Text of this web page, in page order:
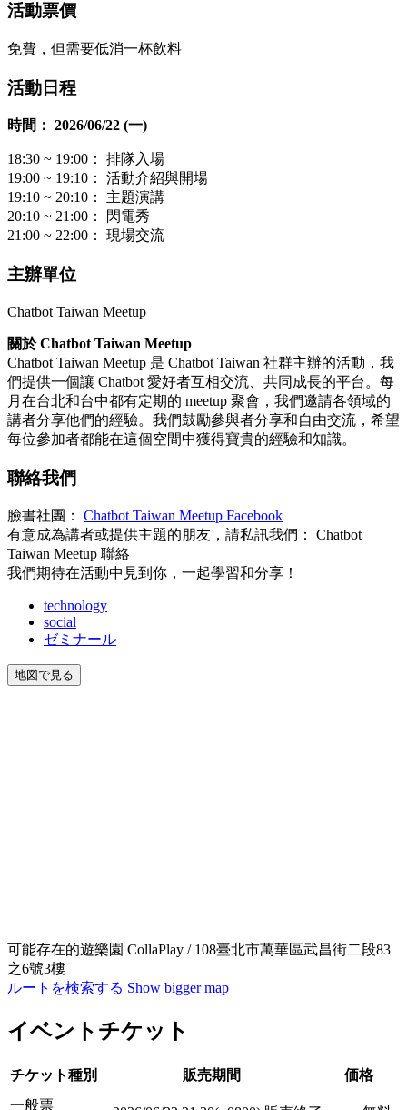
活動票價
免費，但需要低消一杯飲料
活動日程
時間： 2026/06/22 (一)
18:30 ~ 19:00： 排隊入場
19:00 ~ 19:10： 活動介紹與開場
19:10 ~ 20:10： 主題演講
20:10 ~ 21:00： 閃電秀
21:00 ~ 22:00： 現場交流
主辦單位
Chatbot Taiwan Meetup
關於 Chatbot Taiwan Meetup
Chatbot Taiwan Meetup 是 Chatbot Taiwan 社群主辦的活動，我
們提供一個讓 Chatbot 愛好者互相交流、共同成長的平台。每
月在台北和台中都有定期的 meetup 聚會，我們邀請各領域的
講者分享他們的經驗。我們鼓勵參與者分享和自由交流，希望
每位參加者都能在這個空間中獲得寶貴的經驗和知識。
聯絡我們
臉書社團： Chatbot Taiwan Meetup Facebook
有意成為講者或提供主題的朋友，請私訊我們： Chatbot
Taiwan Meetup 聯絡
我們期待在活動中見到你，一起學習和分享！
technology
social
ゼミナール
地図で見る
可能存在的遊樂園 CollaPlay / 108臺北市萬華區武昌街二段83
之6號3樓
ルートを検索する Show bigger map
イベントチケット
チケット種別 販売期間
価格
一般票